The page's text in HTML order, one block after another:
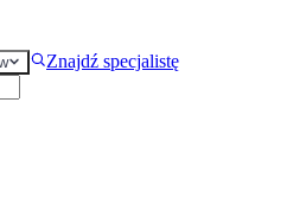
Znajdź specjalistę